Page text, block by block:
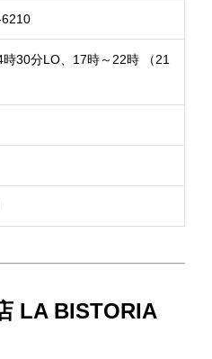
時30分LO、17時～22時 （21
LA BISTORIA